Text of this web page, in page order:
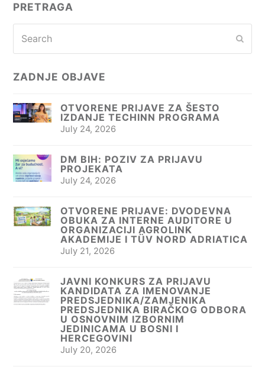
PRETRAGA
ZADNJE OBJAVE
OTVORENE PRIJAVE ZA ŠESTO
IZDANJE TECHINN PROGRAMA
July 24, 2026
DM BIH: POZIV ZA PRIJAVU
PROJEKATA
July 24, 2026
OTVORENE PRIJAVE: DVODEVNA
OBUKA ZA INTERNE AUDITORE U
ORGANIZACIJI AGROLINK
AKADEMIJE I TÜV NORD ADRIATICA
July 21, 2026
JAVNI KONKURS ZA PRIJAVU
KANDIDATA ZA IMENOVANJE
PREDSJEDNIKA/ZAMJENIKA
PREDSJEDNIKA BIRAČKOG ODBORA
U OSNOVNIM IZBORNIM
JEDINICAMA U BOSNI I
HERCEGOVINI
July 20, 2026